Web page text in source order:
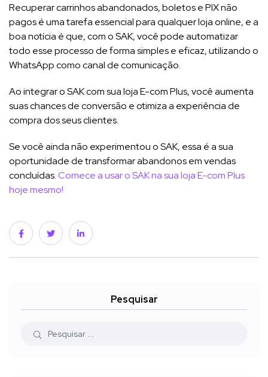
Recuperar carrinhos abandonados, boletos e PIX não
pagos é uma tarefa essencial para qualquer loja online, e a
boa notícia é que, com o SAK, você pode automatizar
todo esse processo de forma simples e eficaz, utilizando o
WhatsApp como canal de comunicação.
Ao integrar o SAK com sua loja E-com Plus, você aumenta
suas chances de conversão e otimiza a experiência de
compra dos seus clientes.
Se você ainda não experimentou o SAK, essa é a sua
oportunidade de transformar abandonos em vendas
concluídas.Comece a usar o SAK na sua loja E-com Plus
hoje mesmo!
Pesquisar